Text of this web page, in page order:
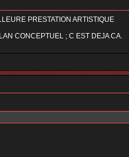
PRESTATION ARTISTIQUE
CONCEPTUEL ; C EST DEJA CA.